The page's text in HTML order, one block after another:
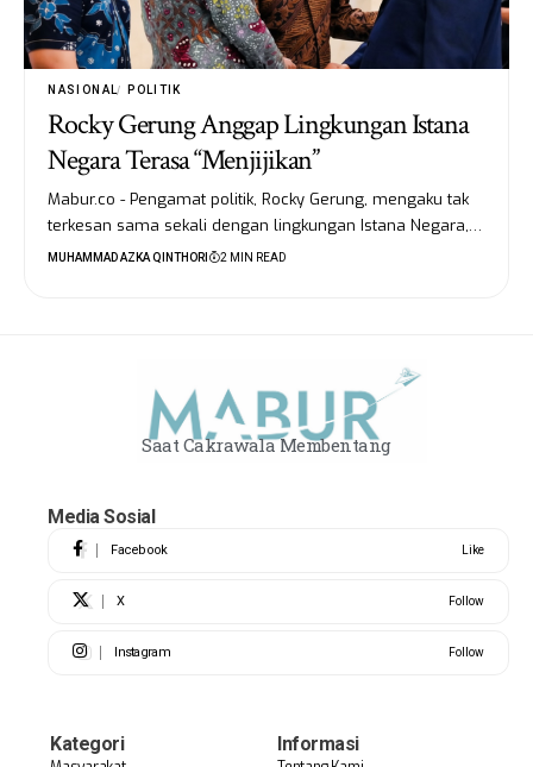
NASIONAL POLITIK
Rocky Gerung Anggap Lingkungan Istana
Negara Terasa “Menjijikan”
Mabur.co - Pengamat politik, Rocky Gerung, mengaku tak
terkesan sama sekali dengan lingkungan Istana Negara,…
MUHAMMAD AZKA QINTHORI 2 MIN READ
Saat Cakrawala Membentang
Media Sosial
Facebook Like
X Follow
Instagram Follow
Kategori Informasi